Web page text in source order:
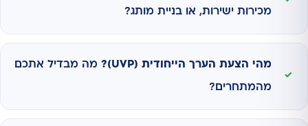
מכירות ישירות, או בניית מותג?
מהי הצעת הערך הייחודית (UVP)? מה מבדיל אתכם
מהמתחרים?